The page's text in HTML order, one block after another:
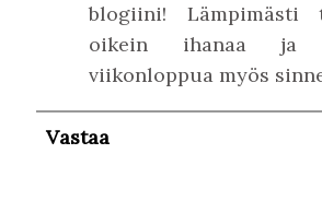
blogiini! Lämpimästi
oikein ihanaa ja
viikonloppua myös
Vastaa